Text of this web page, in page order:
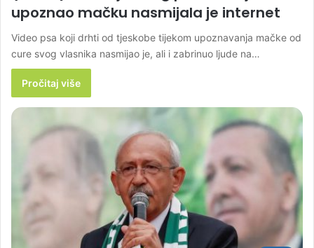
upoznao mačku nasmijala je internet
Video psa koji drhti od tjeskobe tijekom upoznavanja mačke od
cure svog vlasnika nasmijao je, ali i zabrinuo ljude na…
Pročitaj više